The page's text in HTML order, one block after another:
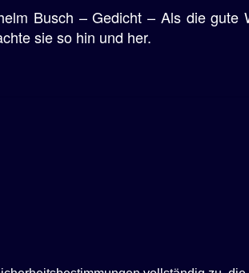
Busch – Gedicht – Als die gute
sie so hin und her.